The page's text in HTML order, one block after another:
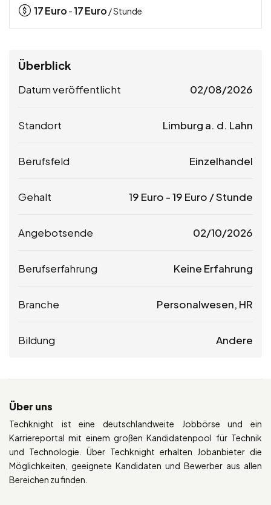
17Euro -17Euro / Stunde
Überblick
Datum veröffentlicht 02/08/2026
Standort Limburg a. d. Lahn
Berufsfeld Einzelhandel
Gehalt 19 Euro -19 Euro / Stunde
Angebotsende 02/10/2026
Berufserfahrung Keine Erfahrung
Branche Personalwesen, HR
Bildung Andere
Über uns
Techknight ist eine deutschlandweite Jobbörse und ein
Karriereportal mit einem großen Kandidatenpool für Technik
und Technologie. Über Techknight erhalten Jobanbieter die
Möglichkeiten, geeignete Kandidaten und Bewerber aus allen
Bereichen zu finden.